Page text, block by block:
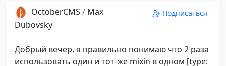
OctoberCMS / Max
Dubovsky
Подписаться
Добрый вечер, я правильно понимаю что 2 раза
использовать один и тот-же mixin в одном [type: